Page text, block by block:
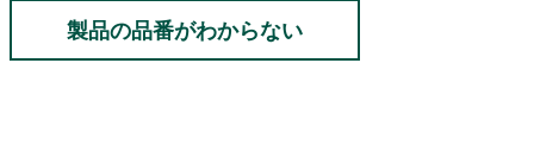
製品の品番がわからない